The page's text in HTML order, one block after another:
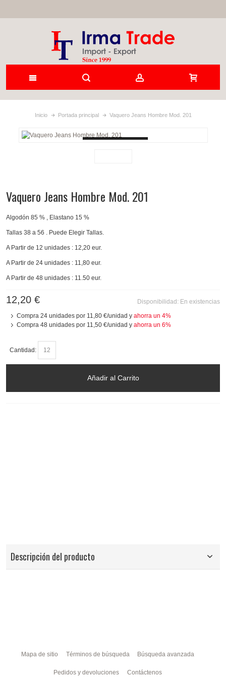
Inicio Portada principal Vaquero Jeans Hombre Mod. 201
Vaquero Jeans Hombre Mod. 201
Algodón 85 % , Elastano 15 %
Tallas 38 a 56 . Puede Elegir Tallas.
A Partir de 12 unidades : 12,20 eur.
A Partir de 24 unidades : 11,80 eur.
A Partir de 48 unidades : 11.50 eur.
Disponibilidad: En existencias
12,20 €
Compra 24 unidades por 11,80 €/unidad y ahorra un 4%
Compra 48 unidades por 11,50 €/unidad y ahorra un 6%
Cantidad:
Añadir al Carrito
Descripción del producto
Mapa de sitio Términos de búsqueda Búsqueda avanzada
Pedidos y devoluciones Contáctenos